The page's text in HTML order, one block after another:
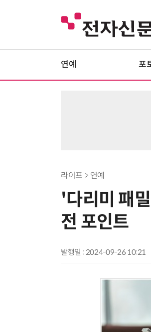
연예 포
라이프 > 연예
'다리미 패
전 포인트
발행일 : 2024-09-26 10:21